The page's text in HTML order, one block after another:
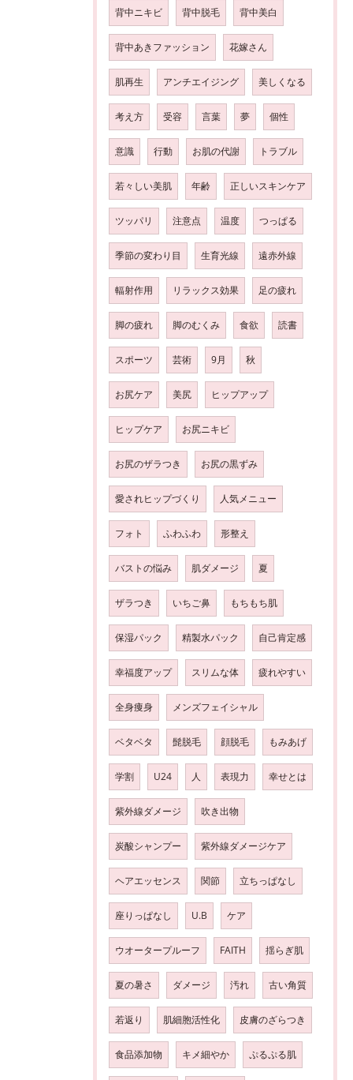
背中ニキビ 背中脱毛 背中美白
背中あきファッション 花嫁さん
肌再生 アンチエイジング 美しくなる
考え方 受容 言葉 夢 個性
意識 行動 お肌の代謝 トラブル
若々しい美肌 年齢 正しいスキンケア
ツッパリ 注意点 温度 つっぱる
季節の変わり目 生育光線 遠赤外線
輻射作用 リラックス効果 足の疲れ
脚の疲れ 脚のむくみ 食欲 読書
スポーツ 芸術 9月 秋
お尻ケア 美尻 ヒップアップ
ヒップケア お尻ニキビ
お尻のザラつき お尻の黒ずみ
愛されヒップづくり 人気メニュー
フォト ふわふわ 形整え
バストの悩み 肌ダメージ 夏
ザラつき いちご鼻 もちもち肌
保湿パック 精製水パック 自己肯定感
幸福度アップ スリムな体 疲れやすい
全身痩身 メンズフェイシャル
ベタベタ 髭脱毛 顔脱毛 もみあげ
学割 U24 人 表現力 幸せとは
紫外線ダメージ 吹き出物
炭酸シャンプー 紫外線ダメージケア
ヘアエッセンス 関節 立ちっぱなし
座りっぱなし U.B ケア
ウオータープルーフ FAITH 揺らぎ肌
夏の暑さ ダメージ 汚れ 古い角質
若返り 肌細胞活性化 皮膚のざらつき
食品添加物 キメ細やか ぷるぷる肌